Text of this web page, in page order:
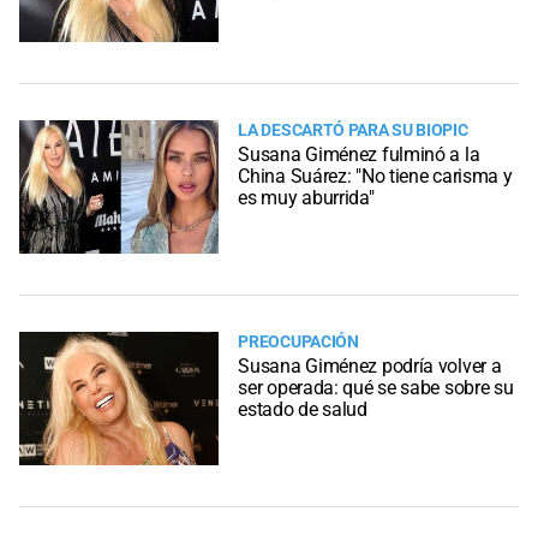
LA DESCARTÓ PARA SU BIOPIC
Susana Giménez fulminó a la
China Suárez: "No tiene carisma y
es muy aburrida"
PREOCUPACIÓN
Susana Giménez podría volver a
ser operada: qué se sabe sobre su
estado de salud